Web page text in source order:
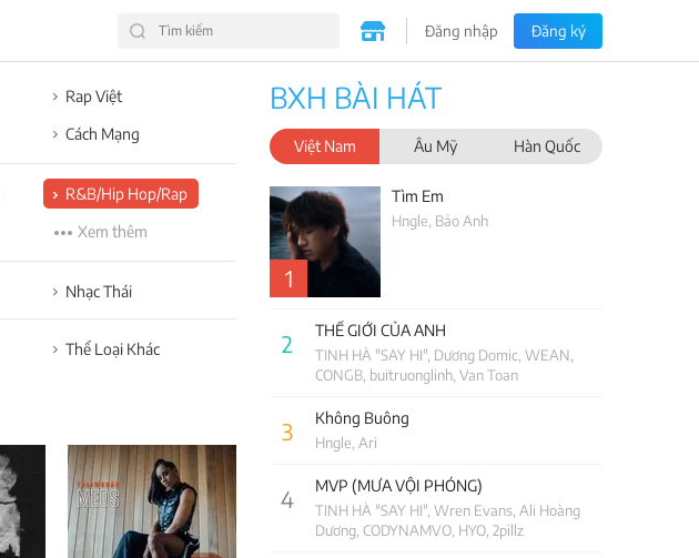
Đăng nhập Đăng ký
Rap Việt
Cách Mạng
R&B/Hip Hop/Rap
Xem thêm
Nhạc Thái
Thể Loại Khác
BXH BÀI HÁT
Việt Nam Âu Mỹ Hàn Quốc
1
Tìm Em
Hngle, Bảo Anh
2 THẾ GIỚI CỦA ANH
TINH HÀ "SAY HI", Dương Domic, WEAN,
CONGB, buitruonglinh, Van Toan
3 Không Buông
Hngle, Ari
4 MVP (MƯA VỘI PHÓNG)
TINH HÀ "SAY HI", Wren Evans, Ali Hoàng
Dương, CODYNAMVO, HYO, 2pillz